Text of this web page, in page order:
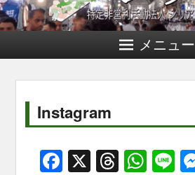
メニュー
Instagram
F
X
T
W
Li